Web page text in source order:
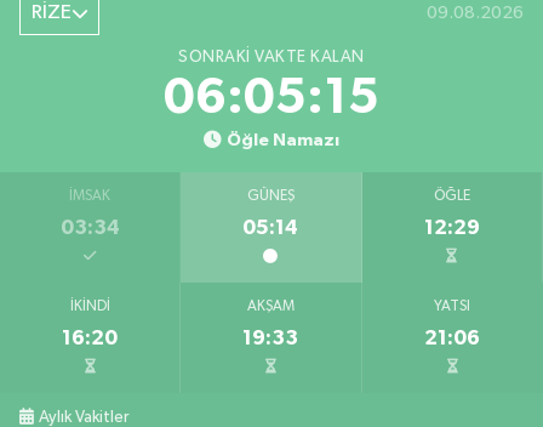
RİZE 09.08.2026
SONRAKI VAKTE KALAN
06:05:14
Öğle Namazı
İMSAK
03:34
GÜNEŞ
05:14
ÖĞLE
12:29
İKINDI
16:20
AKŞAM
19:33
YATSI
21:06
Aylık Vakitler